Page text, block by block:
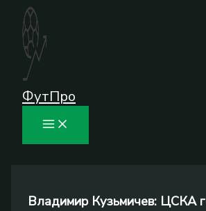
Перейти
содержимому
ФутПро
Владимир Кузьмичев: ЦСКА